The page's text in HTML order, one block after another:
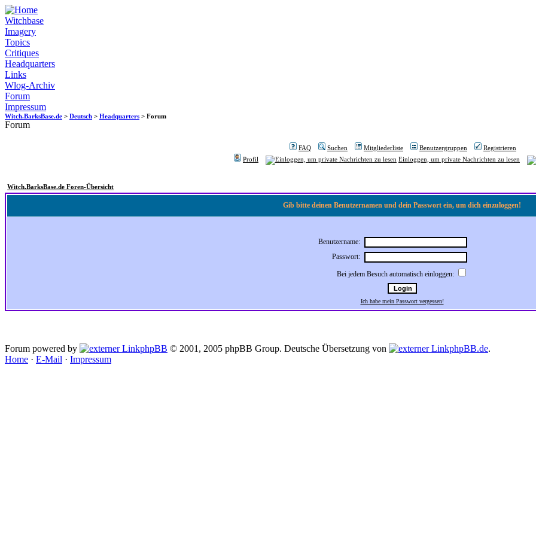
Witchbase
Imagery
Topics
Critiques
Headquarters
Links
Wlog-Archiv
Forum
Impressum
Witch.BarksBase.de > Deutsch > Headquarters > Forum
Forum
FAQ Suchen Mitgliederliste Benutzergruppen
Registrieren
Profil
Einloggen, um private Nachrichten zu lesen
Witch.BarksBase.de Foren-Übersicht
Gib bitte deinen Benutzernamen und dein Passwort ein, um dich einzuloggen!
Benutzername:
Passwort:
Bei jedem Besuch automatisch einloggen:
Ich habe mein Passwort vergessen!
Forum powered by phpBB © 2001, 2005 phpBB Group. Deutsche Übersetzung von phpBB.de.
Home · E-Mail · Impressum